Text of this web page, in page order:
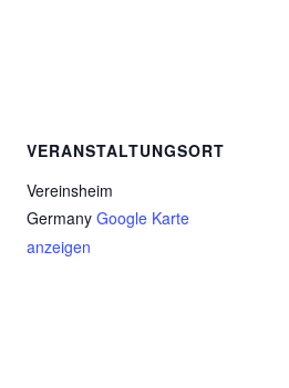
VERANSTALTUNGSORT
Vereinsheim
Germany Google Karte
anzeigen